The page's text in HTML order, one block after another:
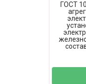
ГОСТ